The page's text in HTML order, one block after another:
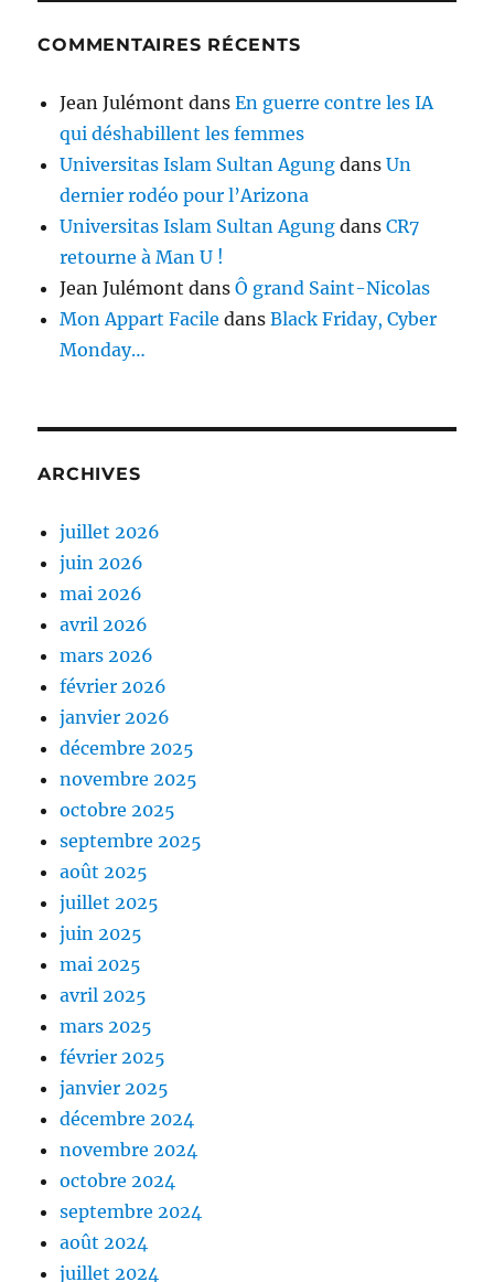
COMMENTAIRES RÉCENTS
Jean Julémont dansEn guerre contre les IA
qui déshabillent les femmes
Universitas Islam Sultan Agung dansUn
dernier rodéo pour l’Arizona
Universitas Islam Sultan Agung dansCR7
retourne à Man U !
Jean Julémont dansÔ grand Saint-Nicolas
Mon Appart Facile dansBlack Friday, Cyber
Monday…
ARCHIVES
juillet 2026
juin 2026
mai 2026
avril 2026
mars 2026
février 2026
janvier 2026
décembre 2025
novembre 2025
octobre 2025
septembre 2025
août 2025
juillet 2025
juin 2025
mai 2025
avril 2025
mars 2025
février 2025
janvier 2025
décembre 2024
novembre 2024
octobre 2024
septembre 2024
août 2024
juillet 2024